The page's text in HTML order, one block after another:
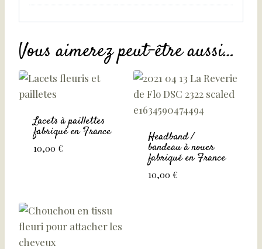
Vous aimerez peut-être aussi…
Lacets à paillettes
fabriqué en France
10,00 €
Headband /
bandeau à nouer
fabriqué en France
10,00 €